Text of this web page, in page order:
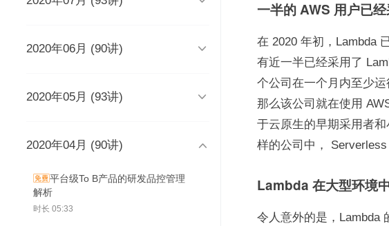
成长为高级工程师要扪心自问的
时长 05:10
为什么当代年轻人“过目就忘”？
时长 04:48
时长 05:53
度，三大主线”
如何产出规范、安全、高质量的
代码？
时长 06:46
架构师能力模型（下）
为什么需要数据仓库？
如何做一个懂产品的程序员？
给想进互联网大厂的程序员三条
建议
新基建为什么需要区块链？
系统出现故障怎么办？
关于技术层面的4点研发经验
为React开发人员推荐8个测试工
具、库和框架
2020年06月 (90讲) 
成为高级数据架构师的三个必杀
略的缺失？
时长 04:36
2020年05月 (93讲) 
推荐8个强大的远程调试工具
每个程序员都曾犯过的经典错误
时长 04:50
2020年04月 (90讲) 
平台级To B产品的研发品控管理
解析
时长 05:33
一半的 AWS 用户已
在 2020 年初，Lambda
有近一半已经采用了
个公司在一个月内至少
那么该公司就在使用
于云原生的早期采用者
样的公司中， Serverless
Lambda 在大型环境
令人意外的是，Lambda